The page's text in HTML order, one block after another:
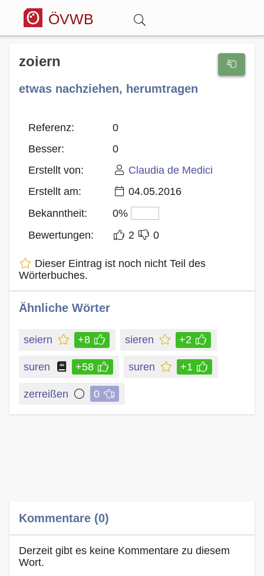
ÖVWB
Wörterbuch
Hitparade
Forum
zoiern
etwas nachziehen, herumtragen
Referenz:
0
Besser:
0
Erstellt von:
Claudia de Medici
Erstellt am:
04.05.2016
Bekanntheit:
0%
Bewertungen:
2 0
Dieser Eintrag ist noch nicht Teil des
Wörterbuches.
Ähnliche Wörter
seiern +8 sieren +2
suren +58 suren +1
zerreißen 0
Kommentare (0)
Derzeit gibt es keine Kommentare zu diesem
Wort.